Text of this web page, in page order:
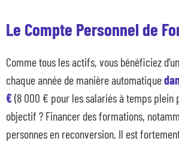
Le Compte Personnel de
Comme tous les actifs, vous bénéficiez
chaque année de manière automatique
€(8 000 € pour les salariés à temps plein
objectif ? Financer des formations,
personnes en reconversion. Il est